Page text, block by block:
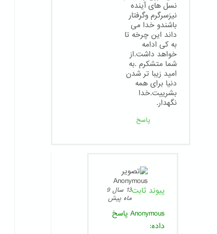
نسل های آینده
نیزسرگرم وگرفتار
باشندو خدا می
داند این چرخه تا
به کی ادامه
خواهد داشت.از
شما متشکرم .به
امید زیبا تر شدن
دنیا برای همه
بشرییت.خدا
نگهدار.
پاسخ
پیوند ثابت
13 سال 9
ماه پیش
Anonymous پاسخ
داده: